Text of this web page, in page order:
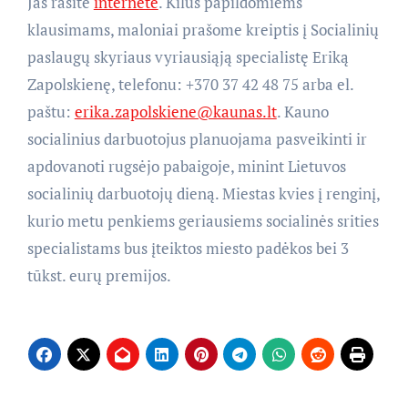
klausimams, maloniai prašome kreiptis į Socialinių
paslaugų skyriaus vyriausiąją specialistę Eriką
Zapolskienę, telefonu: +370 37 42 48 75 arba el.
paštu: erika.zapolskiene@kaunas.lt. Kauno
socialinius darbuotojus planuojama pasveikinti ir
apdovanoti rugsėjo pabaigoje, minint Lietuvos
socialinių darbuotojų dieną. Miestas kvies į renginį,
kurio metu penkiems geriausiems socialinės srities
specialistams bus įteiktos miesto padėkos bei 3
tūkst. eurų premijos.